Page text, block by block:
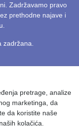
Zadržavamo pravo
prethodne najave i
pretrage, analize
marketinga, da
da koristite naše
kolačića.